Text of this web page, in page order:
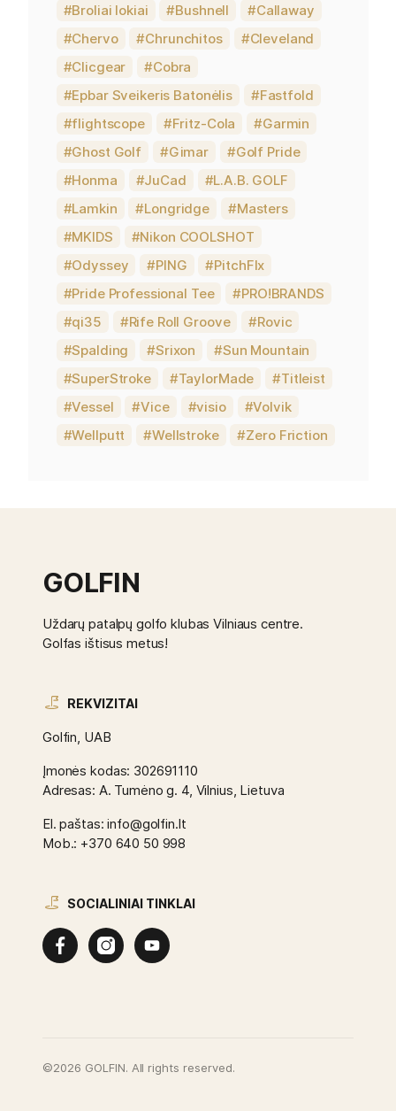
Broliai lokiai Bushnell
Callaway
Chervo
Chrunchitos
Cleveland
Clicgear
Cobra
Epbar Sveikeris Batonėlis
Fastfold
flightscope
Fritz-Cola
Garmin
Ghost Golf
Gimar
Golf Pride
Honma
JuCad
L.A.B. GOLF
Lamkin
Longridge
Masters
MKIDS
Nikon COOLSHOT
Odyssey
PING
PitchFIx
Pride Professional Tee
PRO!BRANDS
qi35
Rife Roll Groove
Rovic
Spalding
Srixon
Sun Mountain
SuperStroke
TaylorMade
Titleist
Vessel
Vice visio
Volvik
Wellputt
Wellstroke Zero Friction
GOLFIN
Uždarų patalpų golfo klubas Vilniaus centre.
Golfas ištisus metus!
REKVIZITAI
Golfin, UAB
Įmonės kodas: 302691110
Adresas: A. Tumėno g. 4, Vilnius, Lietuva
El. paštas: info@golfin.lt
Mob.: +370 640 50 998
SOCIALINIAI TINKLAI
©2026 GOLFIN. All rights reserved.